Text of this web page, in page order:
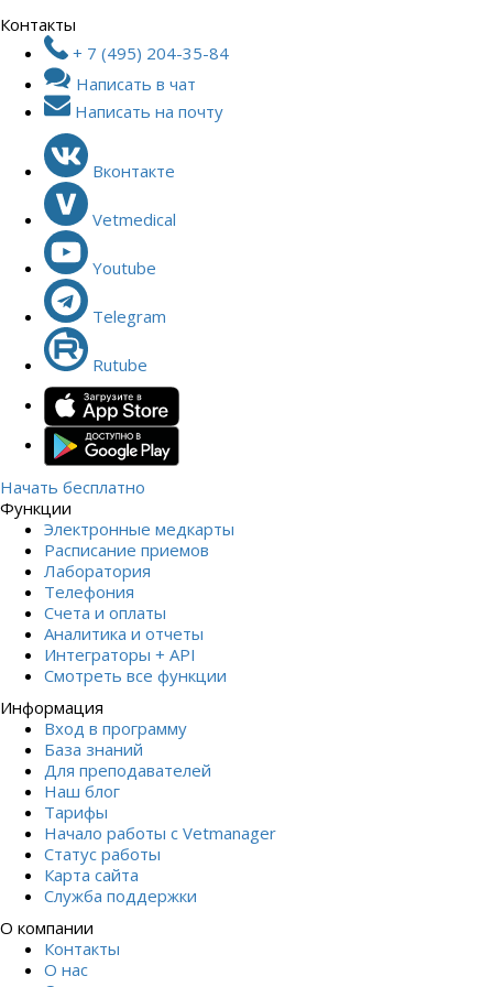
Контакты
+ 7 (495) 204-35-84
Написать в чат
Написать на почту
Вконтакте
Vetmedical
Youtube
Telegram
Rutube
Начать бесплатно
Функции
Электронные медкарты
Расписание приемов
Лаборатория
Телефония
Счета и оплаты
Аналитика и отчеты
Интеграторы + API
Смотреть все функции
Информация
Вход в программу
База знаний
Для преподавателей
Наш блог
Тарифы
Начало работы с Vetmanager
Статус работы
Карта сайта
Служба поддержки
О компании
Контакты
О нас